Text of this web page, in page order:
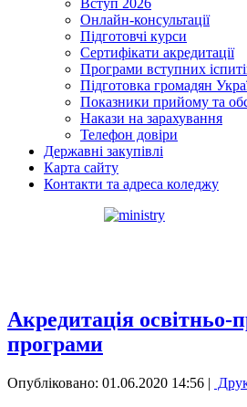
Вступ 2026
Онлайн-консультації
Підготовчі курси
Сертифікати акредитації
Програми вступних
Підготовка громадян
Показники прийому та
Накази на зарахування
Телефон довіри
Державні закупівлі
Карта сайту
Контакти та адреса коледжу
Акредитація освітньо-
програми
Опубліковано: 01.06.2020 14:56 |